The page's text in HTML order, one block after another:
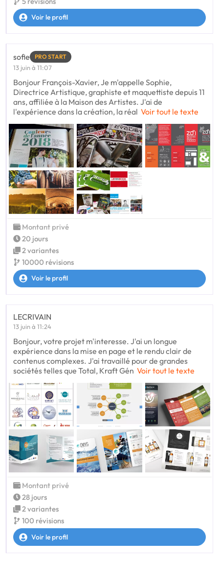
Voir le profil
sofie PRO START
13 juin à 11:07
Bonjour François-Xavier, Je m'appelle Sophie,
Directrice Artistique, graphiste et maquettiste depuis 11
ans, affiliée à la Maison des Artistes. J'ai de
l'expérience dans la création, la réal Voir tout le texte
Montant privé
20 jours
2 variantes
10000 révisions
Voir le profil
LECRIVAIN
13 juin à 11:24
Bonjour, votre projet m'interesse. J'ai un longue
expérience dans la mise en page et le rendu clair de
contenus complexes. J'ai travaillé pour de grandes
sociétés telles que Total, Kraft Gén Voir tout le texte
Montant privé
28 jours
2 variantes
100 révisions
Voir le profil